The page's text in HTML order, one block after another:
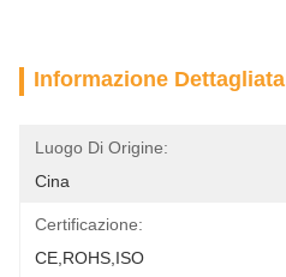
Informazione Dettagliata
Luogo Di Origine:
Cina
Certificazione:
CE,ROHS,ISO